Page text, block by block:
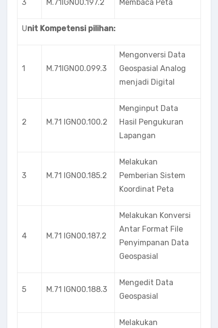
3 M.71IGN00.197.2 Membaca Peta
Unit Kompetensi pilihan:
1 M.71lGN00.099.3
Mengonversi Data
Geospasial Analog
menjadi Digital
2 M.71 lGN00.100.2
Menginput Data
Hasil Pengukuran
Lapangan
3 M.71 IGN00.185.2
Melakukan
Pemberian Sistem
Koordinat Peta
4 M.71 lGN00.187.2
Melakukan Konversi
Antar Format File
Penyimpanan Data
Geospasial
5 M.71 IGN00.188.3
Mengedit Data
Geospasial
Melakukan